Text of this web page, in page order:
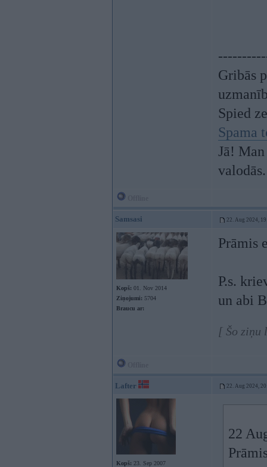
Gribās
Spied
Spama
Jā!
valodās.
Samsasi 22. Aug 2024,
Kopš: 01. Nov 2014
Ziņojumi: 5704
Braucu ar:
Prāmis
P.s.
un abi
[ Šo ziņu
Lafter 22. Aug 2024,
Kopš: 23. Sep 2007
22